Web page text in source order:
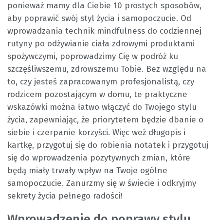
ponieważ mamy dla Ciebie 10 prostych sposobów,
aby poprawić swój styl życia i samopoczucie. Od
wprowadzania technik mindfulness do codziennej
rutyny po odżywianie ciała zdrowymi produktami
spożywczymi, poprowadzimy Cię w podróż ku
szczęśliwszemu, zdrowszemu Tobie. Bez względu na
to, czy jesteś zapracowanym profesjonalistą, czy
rodzicem pozostającym w domu, te praktyczne
wskazówki można łatwo włączyć do Twojego stylu
życia, zapewniając, że priorytetem będzie dbanie o
siebie i czerpanie korzyści. Więc weź długopis i
kartkę, przygotuj się do robienia notatek i przygotuj
się do wprowadzenia pozytywnych zmian, które
będą miały trwały wpływ na Twoje ogólne
samopoczucie. Zanurzmy się w świecie i odkryjmy
sekrety życia pełnego radości!